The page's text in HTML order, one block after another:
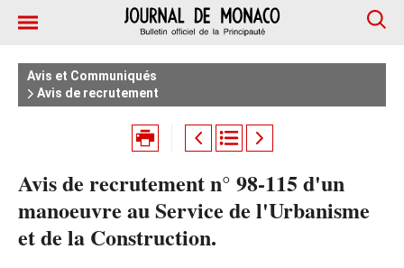
Avis et Communiqués
Avis de recrutement
Avis de recrutement n° 98-115 d'un
manoeuvre au Service de l'Urbanisme
et de la Construction.